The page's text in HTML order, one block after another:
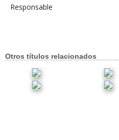
Responsable
Otros títulos relacionados